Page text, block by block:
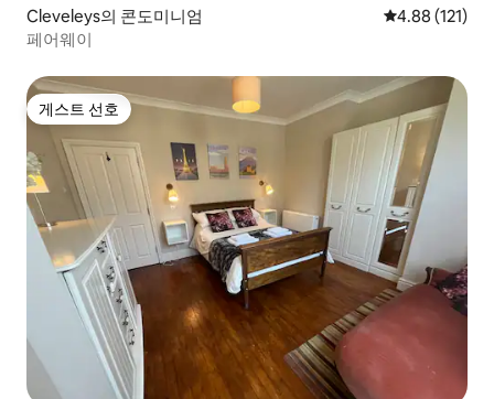
Cleveleys의 콘도미니엄 평점 4.88점(5
4.88 (121)
페어웨이
게스트 선호
게스트 선호